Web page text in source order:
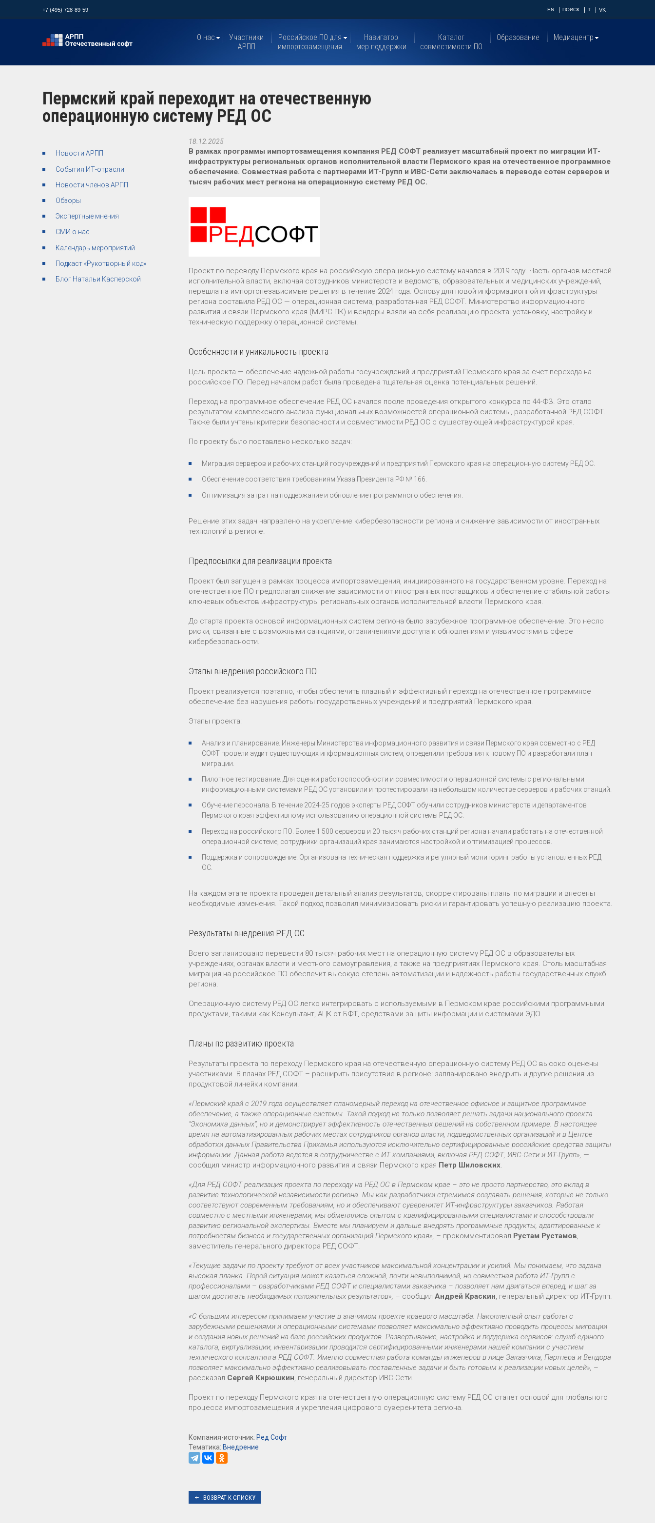
+7 (495) 728-89-59 EN ПОИСК T VK
О нас
Участники
АРПП
Российское ПО для
импортозамещения
Навигатор
мер поддержки
Каталог
совместимости ПО
Образование Медиацентр
Пермский край переходит на отечественную
операционную систему РЕД ОС
Новости АРПП
События ИТ-отрасли
Новости членов АРПП
Обзоры
Экспертные мнения
СМИ о нас
Календарь мероприятий
Подкаст «Рукотворный код»
Блог Натальи Касперской
18.12.2025
В рамках программы импортозамещения компания РЕД СОФТ реализует масштабный проект по миграции ИТ-
инфраструктуры региональных органов исполнительной власти Пермского края на отечественное программное
обеспечение. Совместная работа с партнерами ИТ-Групп и ИВС-Сети заключалась в переводе сотен серверов и
тысяч рабочих мест региона на операционную систему РЕД ОС.
Проект по переводу Пермского края на российскую операционную систему начался в 2019 году. Часть органов местной
исполнительной власти, включая сотрудников министерств и ведомств, образовательных и медицинских учреждений,
перешла на импортонезависимые решения в течение 2024 года. Основу для новой информационной инфраструктуры
региона составила РЕД ОС — операционная система, разработанная РЕД СОФТ. Министерство информационного
развития и связи Пермского края (МИРС ПК) и вендоры взяли на себя реализацию проекта: установку, настройку и
техническую поддержку операционной системы.
Особенности и уникальность проекта
Цель проекта — обеспечение надежной работы госучреждений и предприятий Пермского края за счет перехода на
российское ПО. Перед началом работ была проведена тщательная оценка потенциальных решений.
Переход на программное обеспечение РЕД ОС начался после проведения открытого конкурса по 44-ФЗ. Это стало
результатом комплексного анализа функциональных возможностей операционной системы, разработанной РЕД СОФТ.
Также были учтены критерии безопасности и совместимости РЕД ОС с существующей инфраструктурой края.
По проекту было поставлено несколько задач:
Миграция серверов и рабочих станций госучреждений и предприятий Пермского края на операционную систему РЕД ОС.
Обеспечение соответствия требованиям Указа Президента РФ № 166.
Оптимизация затрат на поддержание и обновление программного обеспечения.
Решение этих задач направлено на укрепление кибербезопасности региона и снижение зависимости от иностранных
технологий в регионе.
Предпосылки для реализации проекта
Проект был запущен в рамках процесса импортозамещения, инициированного на государственном уровне. Переход на
отечественное ПО предполагал снижение зависимости от иностранных поставщиков и обеспечение стабильной работы
ключевых объектов инфраструктуры региональных органов исполнительной власти Пермского края.
До старта проекта основой информационных систем региона было зарубежное программное обеспечение. Это несло
риски, связанные с возможными санкциями, ограничениями доступа к обновлениям и уязвимостями в сфере
кибербезопасности.
Этапы внедрения российского ПО
Проект реализуется поэтапно, чтобы обеспечить плавный и эффективный переход на отечественное программное
обеспечение без нарушения работы государственных учреждений и предприятий Пермского края.
Этапы проекта:
Анализ и планирование. Инженеры Министерства информационного развития и связи Пермского края совместно с РЕД
СОФТ провели аудит существующих информационных систем, определили требования к новому ПО и разработали план
миграции.
Пилотное тестирование. Для оценки работоспособности и совместимости операционной системы с региональными
информационными системами РЕД ОС установили и протестировали на небольшом количестве серверов и рабочих станций.
Обучение персонала. В течение 2024-25 годов эксперты РЕД СОФТ обучили сотрудников министерств и департаментов
Пермского края эффективному использованию операционной системы РЕД ОС.
Переход на российского ПО. Более 1 500 серверов и 20 тысяч рабочих станций региона начали работать на отечественной
операционной системе, сотрудники организаций края занимаются настройкой и оптимизацией процессов.
Поддержка и сопровождение. Организована техническая поддержка и регулярный мониторинг работы установленных РЕД
ОС.
На каждом этапе проекта проведен детальный анализ результатов, скорректированы планы по миграции и внесены
необходимые изменения. Такой подход позволил минимизировать риски и гарантировать успешную реализацию проекта.
Результаты внедрения РЕД ОС
Всего запланировано перевести 80 тысяч рабочих мест на операционную систему РЕД ОС в образовательных
учреждениях, органах власти и местного самоуправления, а также на предприятиях Пермского края. Столь масштабная
миграция на российское ПО обеспечит высокую степень автоматизации и надежность работы государственных служб
региона.
Операционную систему РЕД ОС легко интегрировать с используемыми в Пермском крае российскими программными
продуктами, такими как Консультант, АЦК от БФТ, средствами защиты информации и системами ЭДО.
Планы по развитию проекта
Результаты проекта по переходу Пермского края на отечественную операционную систему РЕД ОС высоко оценены
участниками. В планах РЕД СОФТ – расширить присутствие в регионе: запланировано внедрить и другие решения из
продуктовой линейки компании.
«Пермский край с 2019 года осуществляет планомерный переход на отечественное офисное и защитное программное
обеспечение, а также операционные системы. Такой подход не только позволяет решать задачи национального проекта
"Экономика данных“, но и демонстрирует эффективность отечественных решений на собственном примере. В настоящее
время на автоматизированных рабочих местах сотрудников органов власти, подведомственных организаций и в Центре
обработки данных Правительства Прикамья используются исключительно сертифицированные российские средства защиты
информации. Данная работа ведется в сотрудничестве с ИТ компаниями, включая РЕД СОФТ, ИВС-Сети и ИТ-Групп», —
сообщил министр информационного развития и связи Пермского края Петр Шиловских.
«Для РЕД СОФТ реализация проекта по переходу на РЕД ОС в Пермском крае – это не просто партнерство, это вклад в
развитие технологической независимости региона. Мы как разработчики стремимся создавать решения, которые не только
соответствуют современным требованиям, но и обеспечивают суверенитет ИТ-инфраструктуры заказчиков. Работая
совместно с местными инженерами, мы обменялись опытом с квалифицированными специалистами и способствовали
развитию региональной экспертизы. Вместе мы планируем и дальше внедрять программные продукты, адаптированные к
потребностям бизнеса и государственных организаций Пермского края», – прокомментировал Рустам Рустамов,
заместитель генерального директора РЕД СОФТ.
«Текущие задачи по проекту требуют от всех участников максимальной концентрации и усилий. Мы понимаем, что задана
высокая планка. Порой ситуация может казаться сложной, почти невыполнимой, но совместная работа ИТ-Групп с
профессионалами – разработчиками РЕД СОФТ и специалистами заказчика – позволяет нам двигаться вперед, и шаг за
шагом достигать необходимых положительных результатов», – сообщил Андрей Краскин, генеральный директор ИТ-Групп.
«С большим интересом принимаем участие в значимом проекте краевого масштаба. Накопленный опыт работы с
зарубежными решениями и операционными системами позволяет максимально эффективно проводить процессы миграции
и создания новых решений на базе российских продуктов. Развертывание, настройка и поддержка сервисов: служб единого
каталога, виртуализации, инвентаризации проводится сертифицированными инженерами нашей компании с участием
технического консалтинга РЕД СОФТ. Именно совместная работа команды инженеров в лице Заказчика, Партнера и Вендора
позволяет максимально эффективно реализовывать поставленные задачи и быть готовым к реализации новых целей», –
рассказал Сергей Кирюшкин, генеральный директор ИВС-Сети.
Проект по переходу Пермского края на отечественную операционную систему РЕД ОС станет основой для глобального
процесса импортозамещения и укрепления цифрового суверенитета региона.
Компания-источник: Ред Софт
Тематика: Внедрение
ВОЗВРАТ К СПИСКУ